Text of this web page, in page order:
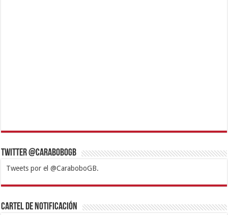
Twitter @CaraboboGB
Tweets por el @CaraboboGB.
1xbetBetturkeyBetistKralbetSupertotobetTipobetMatadorbetMariobet
https://mvbcasino.com/
Cartel de Notificación